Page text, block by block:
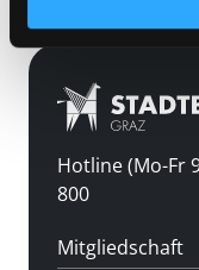
Hotline (Mo-Fr
800
Mitgliedschaft